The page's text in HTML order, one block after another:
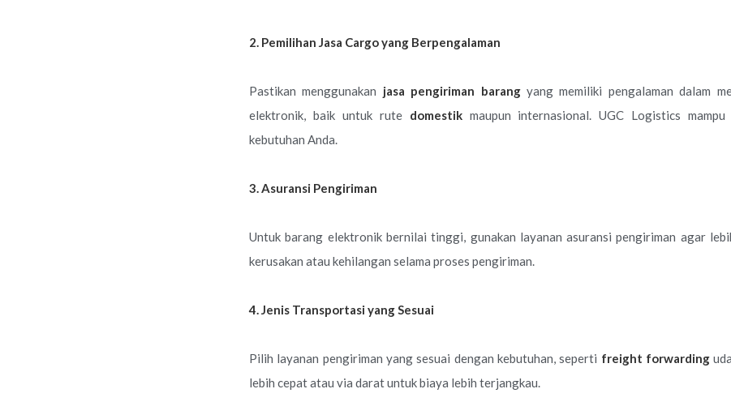
2. Pemilihan Jasa Cargo yang Berpengalaman
Pastikan menggunakan jasa pengiriman barangyang memiliki pengalaman dalam
elektronik, baik untuk rute domestikmaupun internasional. UGC Logistics mampu
kebutuhan Anda.
3. Asuransi Pengiriman
Untuk barang elektronik bernilai tinggi, gunakan layanan asuransi pengiriman agar
kerusakan atau kehilangan selama proses pengiriman.
4. Jenis Transportasi yang Sesuai
Pilih layanan pengiriman yang sesuai dengan kebutuhan, seperti freight forwarding
lebih cepat atau via darat untuk biaya lebih terjangkau.